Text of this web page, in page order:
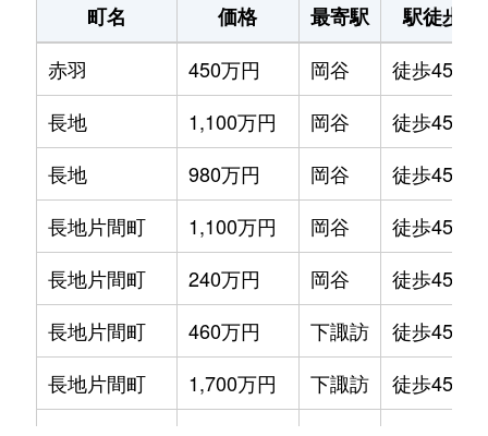
町名 価格 最寄駅
駅徒歩
赤羽
450万円 岡谷
徒歩45分
長地
1,100万円 岡谷
徒歩45分
長地
980万円 岡谷
徒歩45分
長地片間町
1,100万円 岡谷
徒歩45分
長地片間町
240万円 岡谷
徒歩45分
長地片間町
460万円 下諏訪
徒歩45分
長地片間町
1,700万円 下諏訪
徒歩45分